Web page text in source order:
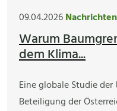
09.04.2026Nachrichten
Warum
dem Klima...
Eine globale Studie
Beteiligung der